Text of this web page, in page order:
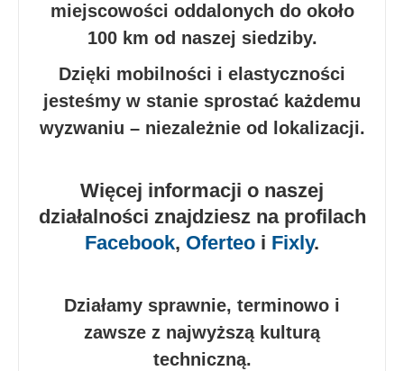
miejscowości oddalonych do około
100 km od naszej siedziby.
Dzięki mobilności i elastyczności
jesteśmy w stanie sprostać każdemu
wyzwaniu – niezależnie od lokalizacji.
Więcej informacji o naszej
działalności znajdziesz na profilach
Facebook, Oferteo i Fixly.
Działamy sprawnie, terminowo i
zawsze z najwyższą kulturą
techniczną.